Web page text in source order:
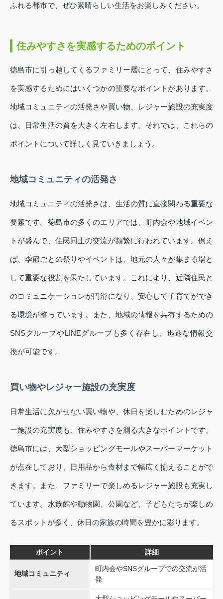
ふれる都市で、ぜひ素晴らしい生活をお楽しみください。
住みやすさを実感するためのポイント
徳島市に引っ越してくるファミリー層にとって、住みやすさ
を実感するためにはいくつかの重要なポイントがあります。
地域コミュニティの活発さや買い物、レジャー施設の充実度
は、日常生活の質を大きく左右します。それでは、これらの
ポイントについて詳しく見ていきましょう。
地域コミュニティの活発さ
地域コミュニティの活発さは、生活の質に直接関わる重要な
要素です。徳島市の多くのエリアでは、町内会や地域イベン
トが盛んで、住民同士の交流が頻繁に行われています。例え
ば、季節ごとの祭りやイベントは、地元の人々が集まる場と
して重要な役割を果たしています。これにより、近隣住民と
のコミュニケーションが円滑になり、安心して子育てができ
る環境が整っています。また、地域の情報を共有するための
SNSグループやLINEグループも多く存在し、迅速な情報交
換が可能です。
買い物やレジャー施設の充実度
日常生活に欠かせない買い物や、休日を楽しむためのレジャ
ー施設の充実度も、住みやすさを測る大きなポイントです。
徳島市には、大型ショッピングモールやスーパーマーケット
が点在しており、日用品から食材まで幅広く揃えることがで
きます。また、ファミリーで楽しめるレジャー施設も充実し
ています。水族館や動物園、公園など、子どもたちが楽しめ
るスポットが多く、休日の家族の時間を豊かに彩ります。
ポイント 詳細
地域コミュニティ
町内会やSNSグループでの交流が活
発